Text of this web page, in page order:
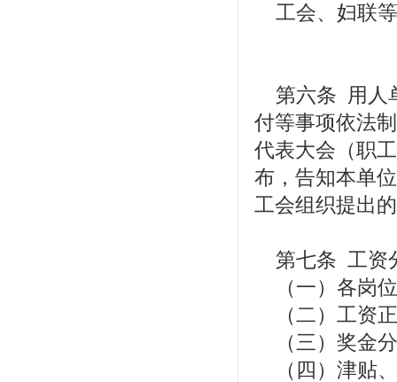
工会、妇联
第六条 用人
付等事项依法
代表大会（职
布，告知本单
工会组织提出
第七条 工资
（一）各岗
（二）工资
（三）奖金
（四）津贴